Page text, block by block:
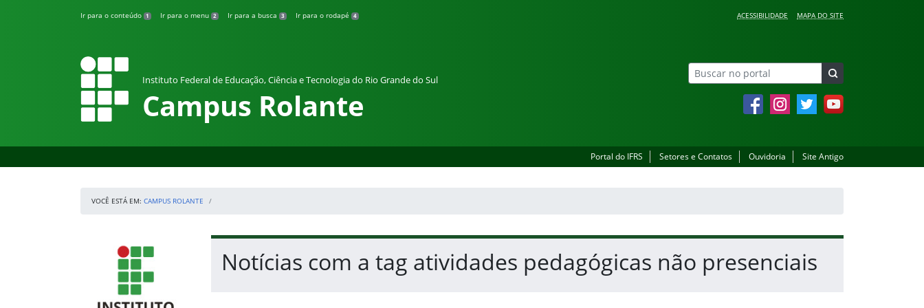
Ir para o conteúdo 1 Ir para o menu 2 Ir para a busca 3 Ir para o rodapé 4 ACESSIBILIDADE MAPA DO SITE
Instituto Federal de Educação, Ciência e Tecnologia do Rio Grande do Sul
Campus Rolante FacebookInstagramTwitter YouTube
Portal do IFRS Setores e Contatos Ouvidoria Site Antigo
VOCÊ ESTÁ EM: CAMPUS ROLANTE
Início da navegação Início do conteúdo
Notícias com a tag atividades pedagógicas não presenciais